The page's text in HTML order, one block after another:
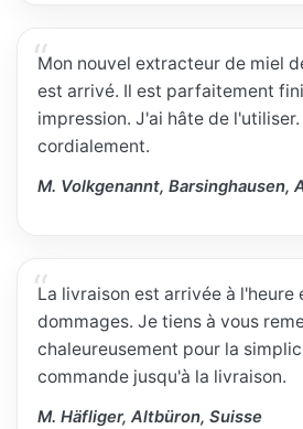
Mon nouvel extracteur de miel
est arrivé. Il est parfaitement
impression. J'ai hâte de
cordialement.
M. Volkgenannt, Barsinghausen,
La livraison est arrivée à l'heure
dommages. Je tiens à vous
chaleureusement pour la
commande jusqu'à la livraison.
M. Häfliger, Altbüron, Suisse